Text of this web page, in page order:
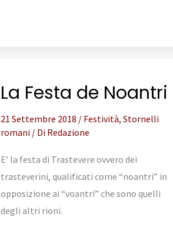
La Festa de Noantri
21 Settembre 2018 / Festività, Stornelli
romani / Di Redazione
E’ la festa di Trastevere ovvero dei
trasteverini, qualificati come “noantri” in
opposizione ai “voantri” che sono quelli
degli altri rioni.